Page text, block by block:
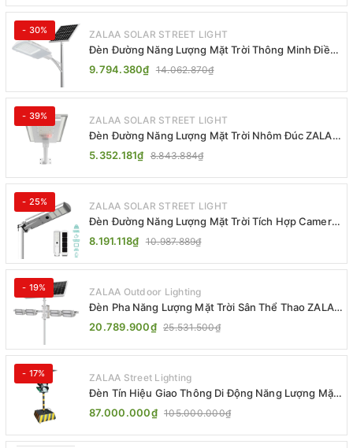
- 30% ZALAA SOLAR STREET LIGHT
Đèn Đường Năng Lượng Mặt Trời Thông Minh Điều
Khiển MPPT ZL-GMX01 ZALAA
9.794.380₫ 14.062.870₫
- 39% ZALAA SOLAR STREET LIGHT
Đèn Đường Năng Lượng Mặt Trời Nhôm Đúc ZALAA
ZL-BWH Cao Cấp IP65
5.352.181₫ 8.843.884₫
- 25% ZALAA SOLAR STREET LIGHT
Đèn Đường Năng Lượng Mặt Trời Tích Hợp Camera
ZALAA ZL-BJ04-CCTV (80W, IP65)
8.191.118₫ 10.987.889₫
- 19% ZALAA Outdoor Lighting
Đèn Pha Năng Lượng Mặt Trời Sân Thể Thao ZALAA
Jsc Chống Nước IP65 Cao Cấp
20.789.900₫ 25.531.500₫
- 17% ZALAA Street Lighting
Đèn Tín Hiệu Giao Thông Di Động Năng Lượng Mặt
Trời ZALAA ZL-300A-D
87.000.000₫ 105.000.000₫